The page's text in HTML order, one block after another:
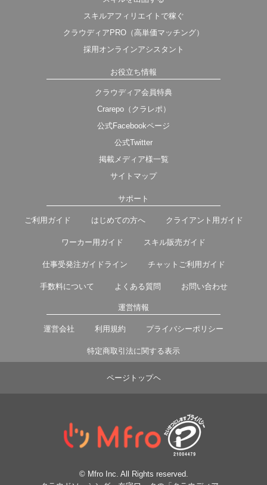
スキルアフィリエイトで稼ぐ
クラウディアPRO（高単価マッチング）
採用オンラインアシスタント
お役立ち情報
クラウディア会員特典
Crarepo（クラレポ）
公式Facebookページ
公式Twitter
掲載メディア様一覧
サイトマップ
サポート
ご利用ガイド はじめての方へ クライアント用ガイド
ワーカー用ガイド スキル販売ガイド
仕事受発注ガイドライン チャットご利用ガイド
手数料について よくある質問 お問い合わせ
運営情報
運営会社 利用規約 プライバシーポリシー
特定商取引法に関する表示
ページトップヘ
© Mfro Inc. All Rights reserved.